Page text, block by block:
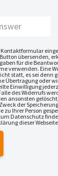
Kontaktformular
übersenden,
für die
verwenden. Eine
statt, es sei denn
Übertragung oder
Einwilligung
des Widerrufs
ansonsten
der
zu Ihrer Person
Datenschutz
dieser